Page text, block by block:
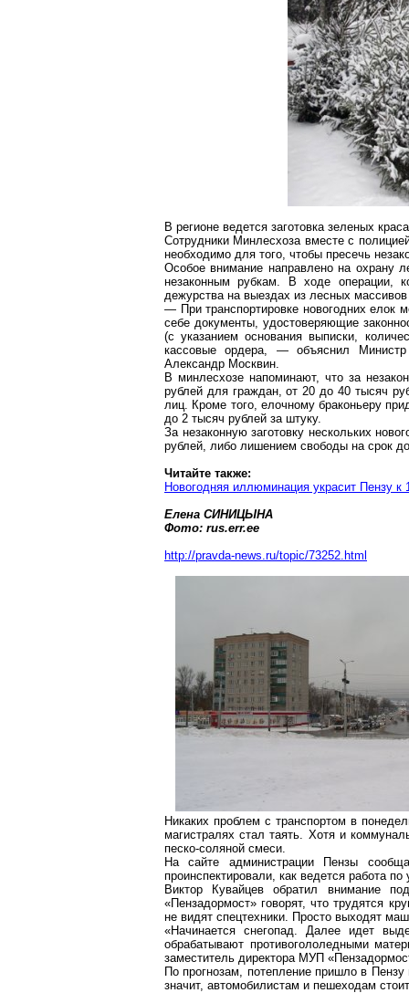
В регионе ведется заготовка зеленых
Сотрудники Минлесхозавместе с
необходимо для того, чтобы пресечь
Особое внимание направлено на охрану
незаконным рубкам. В ходе операции,
дежурства на выездах из лесных
— При транспортировке новогодних елок
себе документы, удостоверяющие
(с указанием основания выписки,
кассовые ордера, — объяснил Министр
Александр Москвин.
В минлесхозенапоминают, что за
рублей для граждан, от 20 до 40 тысяч
лиц. Кроме того, елочному браконьеру
до 2 тысяч рублей за штуку.
За незаконную заготовку нескольких
рублей, либо лишением свободы на срок
Читайте также:
Новогодняя иллюминация украсит Пензу к
Елена СИНИЦЫНА
Фото: rus.err.ee
http://pravda-news.ru/topic/73252.html
Никаких проблем с транспортом в
магистралях стал таять. Хотя и
песко-соляной смеси.
На сайте администрации Пензы
проинспектировали, как ведется работа по
Виктор Кувайцев обратил внимание
«Пензадормост» говорят, что трудятся
не видят спецтехники. Просто выходят
«Начинается снегопад. Далее идет
обрабатывают противогололедными
заместитель директора МУП «
По прогнозам, потепление пришло в
значит, автомобилистам и пешеходам